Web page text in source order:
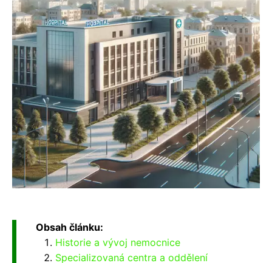
Obsah článku:
Historie a vývoj nemocnice
Specializovaná centra a oddělení